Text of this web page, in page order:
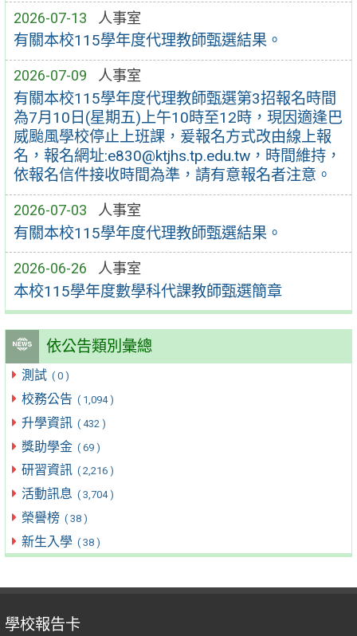
2026-07-13 人事室
有關本校115學年度代理教師甄選結果。
2026-07-09 人事室
有關本校115學年度代理教師甄選第3招報名時間
為7月10日(星期五)上午10時至12時，現因適逢巴
威颱風學校停止上班課，爰報名方式改由線上報
名，報名網址:e830@ktjhs.tp.edu.tw，時間維持，
依報名信件接收時間為準，請有意報名者注意。
2026-07-03 人事室
有關本校115學年度代理教師甄選結果。
2026-06-26 人事室
本校115學年度數學科代課教師甄選簡章
依公告類別彙總
測試 ( 0 )
校務公告 ( 1,094 )
升學資訊 ( 432 )
獎助學金 ( 69 )
研習資訊 ( 2,216 )
活動訊息 ( 3,704 )
榮譽榜 ( 38 )
新生入學 ( 38 )
學校報告卡